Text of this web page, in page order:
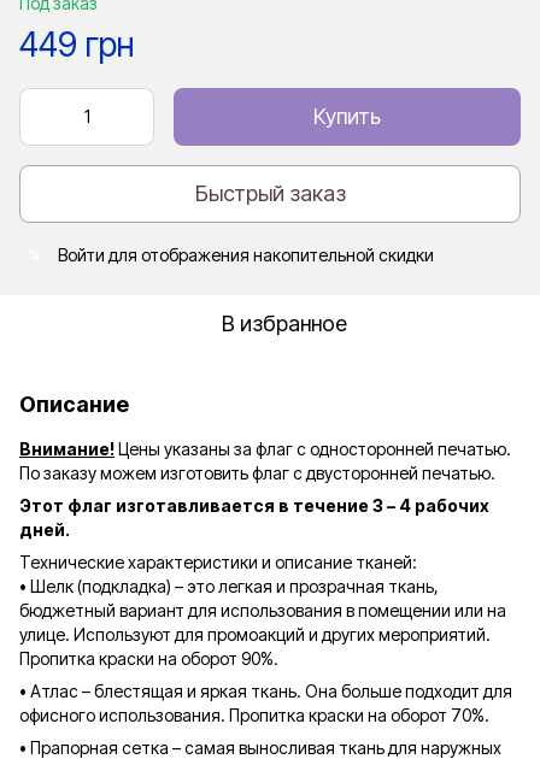
449 грн
Купить
Быстрый заказ
Войти для отображения накопительной скидки
В избранное
Описание
Внимание!Цены указаны за флаг с односторонней печатью.
По заказу можем изготовить флаг с двусторонней печатью.
Этот флаг изготавливается в течение 3 – 4 рабочих
дней.
Технические характеристики и описание тканей:
• Шелк (подкладка) – это легкая и прозрачная ткань,
бюджетный вариант для использования в помещении или на
улице. Используют для промоакций и других мероприятий.
Пропитка краски на оборот 90%.
• Атлас – блестящая и яркая ткань. Она больше подходит для
офисного использования. Пропитка краски на оборот 70%.
• Прапорная сетка – самая выносливая ткань для наружных